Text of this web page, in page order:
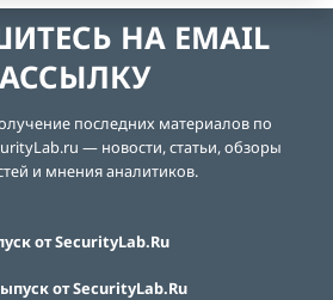
НА EMAIL
последних материалов по
— новости, статьи, обзоры
и мнения аналитиков.
от SecurityLab.Ru
от SecurityLab.Ru